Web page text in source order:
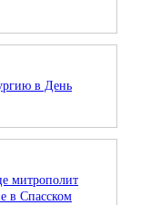
в День
митрополит
в Спасском